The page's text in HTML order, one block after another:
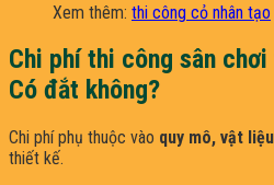
Xem thêm: thi công cỏ nhân tạo
Chi phí thi công sân
Có đắt không?
Chi phí phụ thuộc vào quy mô, vật
thiết kế.